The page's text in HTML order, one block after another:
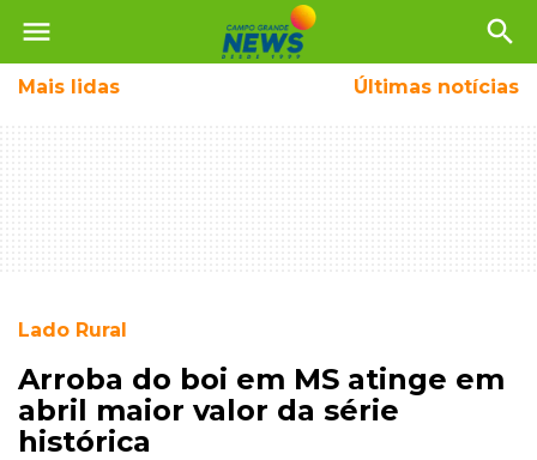
menu search
Mais lidas Últimas notícias
Lado Rural
Arroba do boi em MS atinge em
abril maior valor da série
histórica